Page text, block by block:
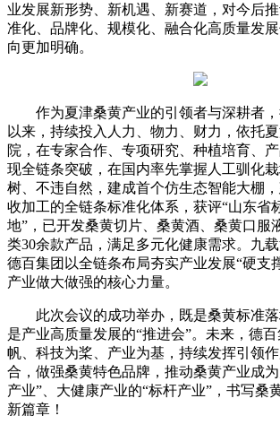
业发展新形势、新机遇、新赛道，对今后
准化、品牌化、规模化、融合化高质量发
向更加明确。
作为夏津桑黄产业的引领者与深耕者，
以来，持续投入人力、物力、财力，依托
院，在专家合作、专项研究、种植培育、
现全链条突破，在国内率先掌握人工驯化
树、不违自然，建成首个仿生态智能大棚
收加工的全链条标准化体系，获评“山东省
地”，已开发桑黄切片、桑黄酒、桑黄口服
类30余款产品，满足多元化健康需求。九
德百集团以全链条布局夯实产业发展“硬支
产业做大做强的核心力量。
此次会议的成功举办，既是桑黄标准落
是产业高质量发展的“推进会”。未来，德
帆、科技为桨、产业为基，持续发挥引领
合，做强桑黄特色品牌，推动桑黄产业成
产业”、大健康产业的“标杆产业”，书写桑
新篇章！